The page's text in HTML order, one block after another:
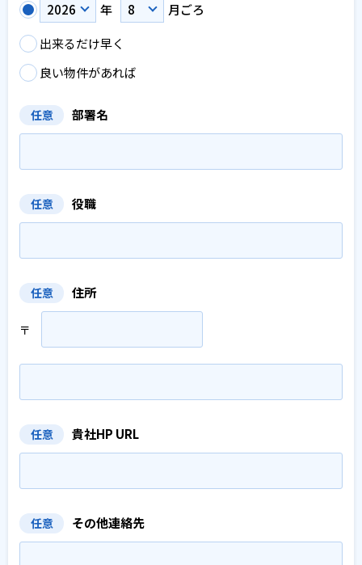
年
月ごろ
出来るだけ早く
良い物件があれば
任意 部署名
任意 役職
任意 住所
〒
任意 貴社HP URL
任意 その他連絡先